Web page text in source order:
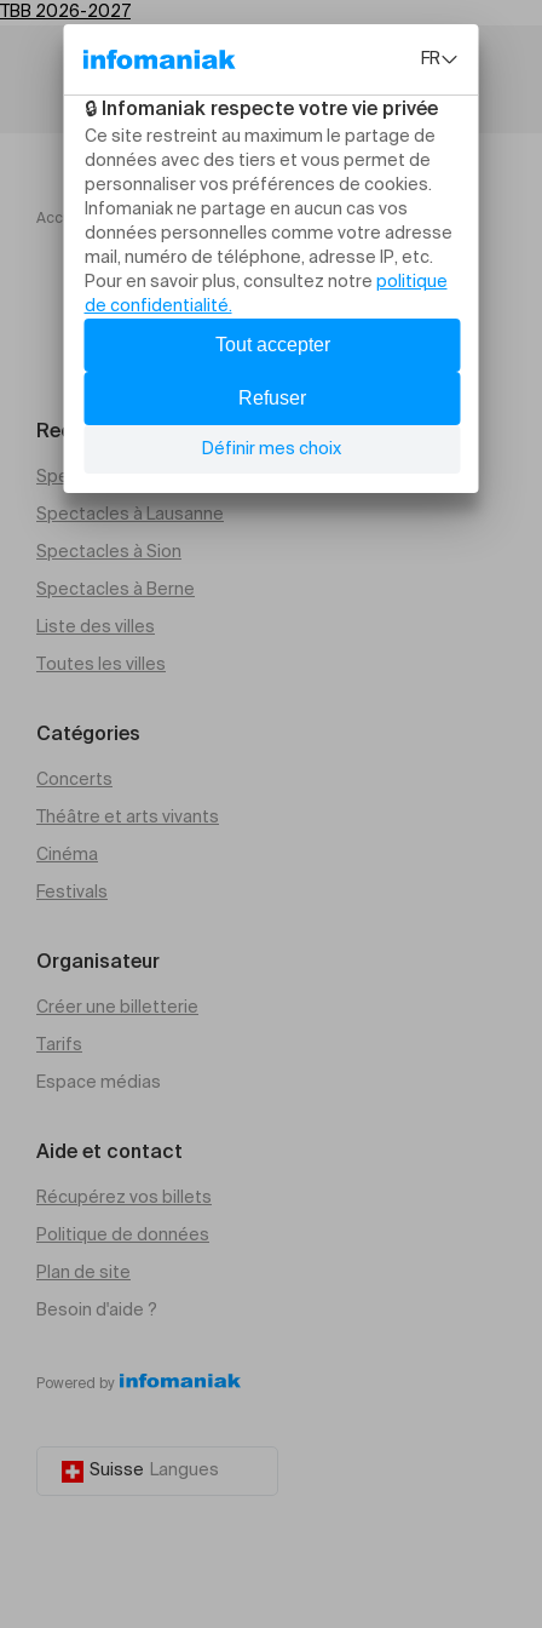
TBB 2026-2027
Accueil TBB 2026 2027 Tavolo Pour Drü Midi Théâtre
Rechercher un évènement
Spectacles à Genève
Spectacles à Lausanne
Spectacles à Sion
Spectacles à Berne
Liste des villes
Toutes les villes
Catégories
Concerts
Théâtre et arts vivants
Cinéma
Festivals
Organisateur
Créer une billetterie
Tarifs
Espace médias
Aide et contact
Récupérez vos billets
Politique de données
Plan de site
Besoin d'aide ?
Powered by
Suisse Langues